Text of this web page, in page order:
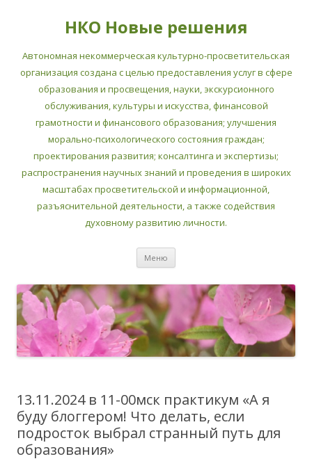
НКО Новые решения
Автономная некоммерческая культурно-просветительская
организация создана с целью предоставления услуг в сфере
образования и просвещения, науки, экскурсионного
обслуживания, культуры и искусства, финансовой
грамотности и финансового образования; улучшения
морально-психологического состояния граждан;
проектирования развития; консалтинга и экспертизы;
распространения научных знаний и проведения в широких
масштабах просветительской и информационной,
разъяснительной деятельности, а также содействия
духовному развитию личности.
Меню
13.11.2024 в 11-00мск практикум «А я
буду блоггером! Что делать, если
подросток выбрал странный путь для
образования»